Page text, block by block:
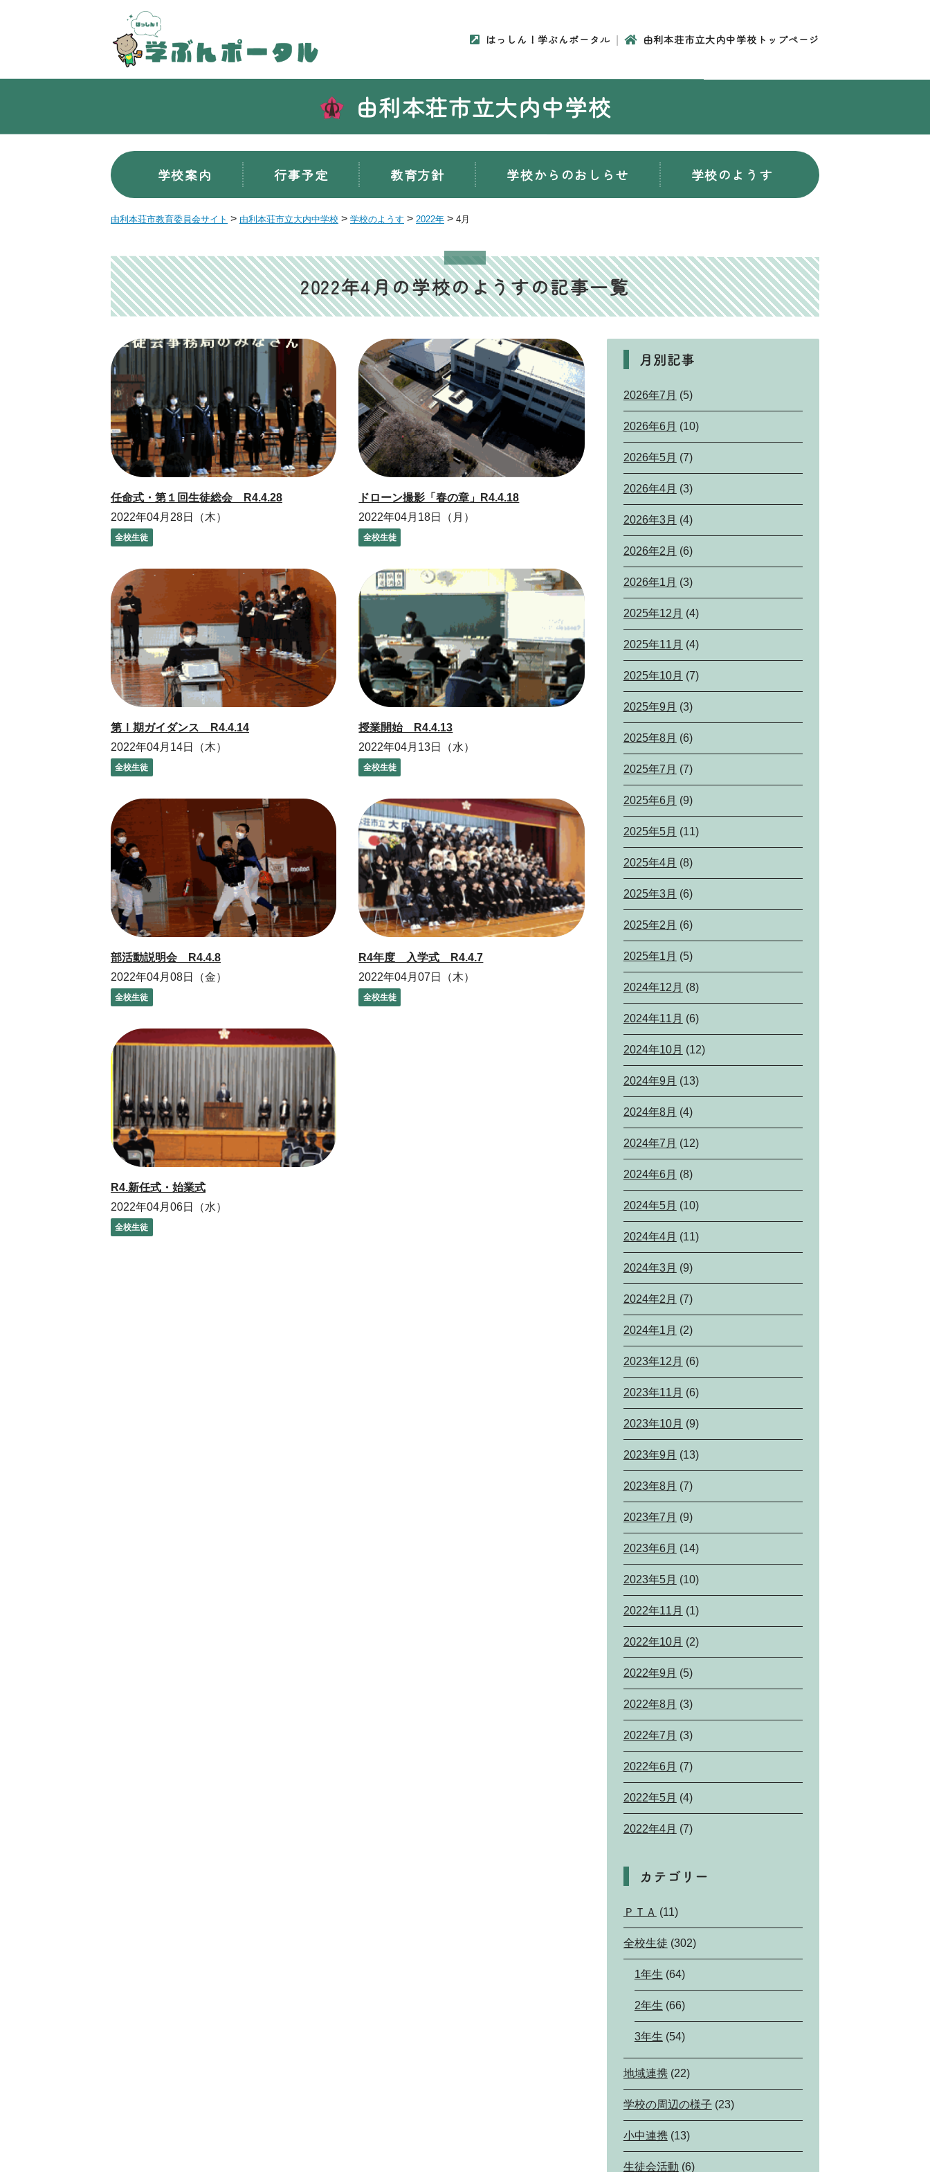
はっしん！学ぶんポータル 由利本荘市立大内中学校トップページ
由利本荘市立大内中学校
学校案内 行事予定 教育方針 学校からのおしらせ 学校のようす
由利本荘市教育委員会サイト > 由利本荘市立大内中学校 > 学校のようす > 2022年 > 4月
2022年4月の学校のようすの記事一覧
任命式・第１回生徒総会 R4.4.28
2022年04月28日（木）
全校生徒
ドローン撮影「春の章」R4.4.18
2022年04月18日（月）
全校生徒
第Ⅰ期ガイダンス R4.4.14
2022年04月14日（木）
全校生徒
授業開始 R4.4.13
2022年04月13日（水）
全校生徒
部活動説明会 R4.4.8
2022年04月08日（金）
全校生徒
R4年度 入学式 R4.4.7
2022年04月07日（木）
全校生徒
R4.新任式・始業式
2022年04月06日（水）
全校生徒
月別記事
2026年7月 (5)
2026年6月 (10)
2026年5月 (7)
2026年4月 (3)
2026年3月 (4)
2026年2月 (6)
2026年1月 (3)
2025年12月 (4)
2025年11月 (4)
2025年10月 (7)
2025年9月 (3)
2025年8月 (6)
2025年7月 (7)
2025年6月 (9)
2025年5月 (11)
2025年4月 (8)
2025年3月 (6)
2025年2月 (6)
2025年1月 (5)
2024年12月 (8)
2024年11月 (6)
2024年10月 (12)
2024年9月 (13)
2024年8月 (4)
2024年7月 (12)
2024年6月 (8)
2024年5月 (10)
2024年4月 (11)
2024年3月 (9)
2024年2月 (7)
2024年1月 (2)
2023年12月 (6)
2023年11月 (6)
2023年10月 (9)
2023年9月 (13)
2023年8月 (7)
2023年7月 (9)
2023年6月 (14)
2023年5月 (10)
2022年11月 (1)
2022年10月 (2)
2022年9月 (5)
2022年8月 (3)
2022年7月 (3)
2022年6月 (7)
2022年5月 (4)
2022年4月 (7)
カテゴリー
ＰＴＡ (11)
全校生徒 (302)
1年生 (64)
2年生 (66)
3年生 (54)
地域連携(22)
学校の周辺の様子 (23)
小中連携(13)
生徒会活動 (6)